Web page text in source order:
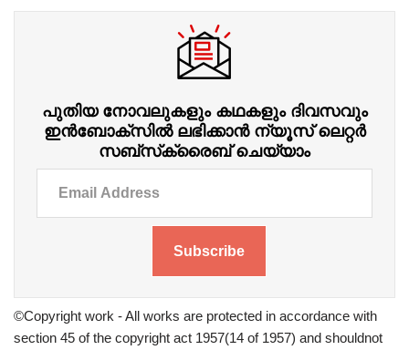
പുതിയ നോവലുകളും കഥകളും ദിവസവും
ഇന്‍ബോക്‌സില്‍ ലഭിക്കാന്‍ ന്യൂസ് ലെറ്റർ
സബ്‌സ്‌ക്രൈബ് ചെയ്യാം
Subscribe
©Copyright work - All works are protected in accordance with
section 45 of the copyright act 1957(14 of 1957) and shouldnot